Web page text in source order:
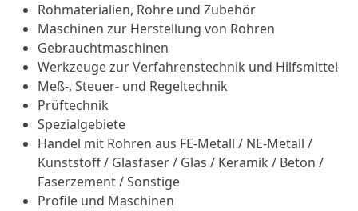
Rohmaterialien, Rohre und Zubehör
Maschinen zur Herstellung von Rohren
Gebrauchtmaschinen
Werkzeuge zur Verfahrenstechnik und Hilfsmittel
Meß-, Steuer- und Regeltechnik
Prüftechnik
Spezialgebiete
Handel mit Rohren aus FE-Metall / NE-Metall /
Kunststoff / Glasfaser / Glas / Keramik / Beton /
Faserzement / Sonstige
Profile und Maschinen